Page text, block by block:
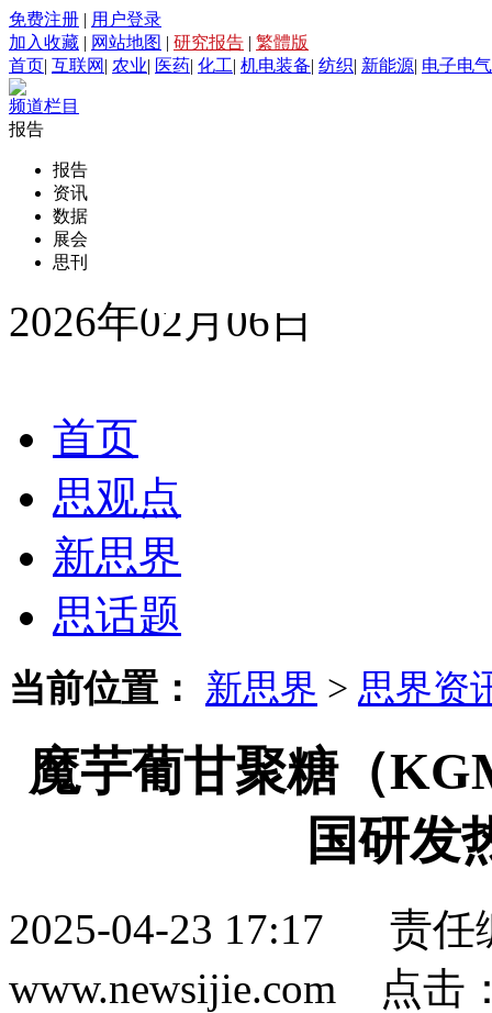
免费注册 | 用户登录
加入收藏 | 网站地图 | 研究报告 | 繁體版
首页| 互联网 | 农业| 医药| 化工| 机电装备| 纺织| 新能源| 电子电气
频道栏目
报告
报告
资讯
数据
展会
思刊
2026年02月06日
首页
思观点
新思界
思话题
当前位置： 新思界 > 思界资
魔芋葡甘聚糖（
国研发
2025-04-23 17:17 责
www.newsijie.com 点击